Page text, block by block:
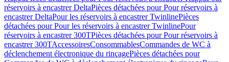
réservoirs à encastrer DeltaPièces détachées pour Pour réservoirs à
encastrer DeltaPour les réservoirs à encastrer TwinlinePièces
détachées pour Pour les réservoirs à encastrer TwinlinePour
réservoirs à encastrer 300TPièces détachées pour Pour réservoirs à
encastrer 300TAccessoiresConsommablesCommandes de WC à
déclenchement électronique du rinçagePièces détachées pour